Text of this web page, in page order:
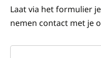
Laat via het formulier
nemen contact met je